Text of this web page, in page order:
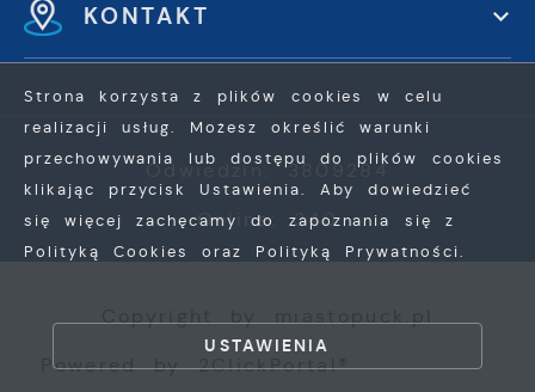
KONTAKT
Odwiedzin: 3809284
Online: 340
Powered by2ClickPortal®
Strona korzysta z plików cookies w celu
realizacji usług. Możesz określić warunki
przechowywania lub dostępu do plików cookies
klikając przycisk Ustawienia. Aby dowiedzieć
się więcej zachęcamy do zapoznania się z
Polityką Cookies oraz Polityką Prywatności.
USTAWIENIA
ZEZWÓL NA WSZYSTKIE